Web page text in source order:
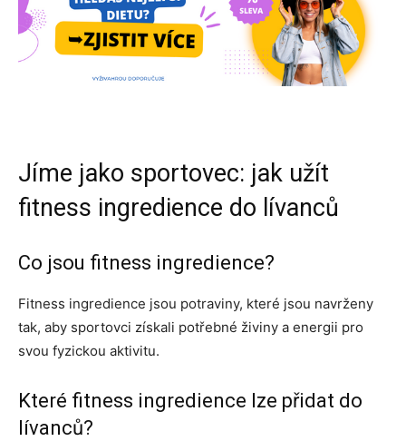
Jíme jako sportovec: jak užít
fitness ingredience do lívanců
Co jsou fitness ingredience?
Fitness ingredience jsou potraviny, které jsou navrženy
tak, aby sportovci získali potřebné živiny a energii pro
svou fyzickou aktivitu.
Které fitness ingredience lze přidat do
lívanců?